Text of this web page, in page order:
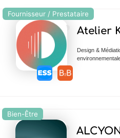
Fournisseur / Prestataire
Atelier
Design &
Bien-Être